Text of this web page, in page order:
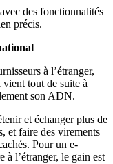
des fonctionnalités
précis.
à l’étranger,
tout de suite à
son ADN.
et échanger plus de
et faire des virements
Pour un e-
à l’étranger, le gain est